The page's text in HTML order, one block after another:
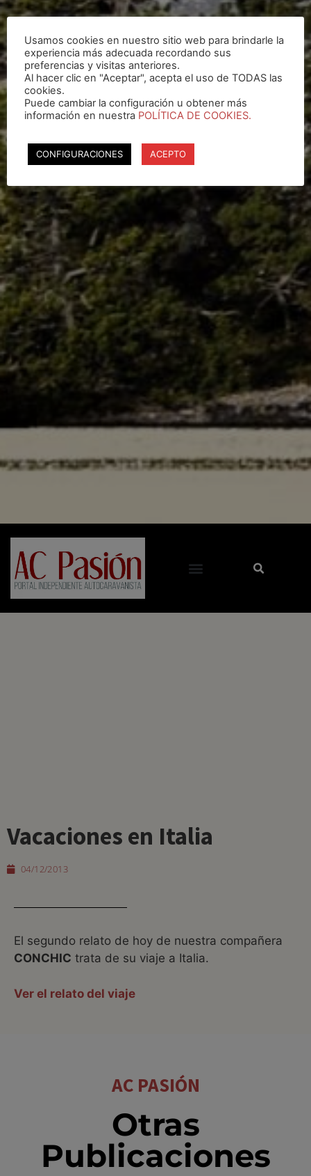
Vacaciones en Italia
04/12/2013
El segundo relato de hoy de nuestra compañera
CONCHIC trata de su viaje a Italia.
Ver el relato del viaje
AC PASIÓN
Otras
Publicaciones
Usamos cookies en nuestro sitio web para brindarle la
experiencia más adecuada recordando sus
preferencias y visitas anteriores.
Al hacer clic en "Aceptar", acepta el uso de TODAS las
cookies.
Puede cambiar la configuración u obtener más
información en nuestra POLÍTICA DE COOKIES.
CONFIGURACIONES ACEPTO